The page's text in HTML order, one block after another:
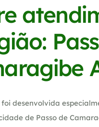
desenvolvida
de Passo de